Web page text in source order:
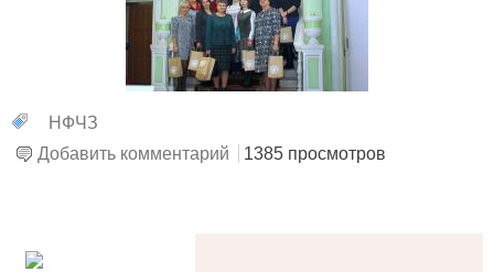
НФЧЗ
Добавить комментарий
1385 просмотров